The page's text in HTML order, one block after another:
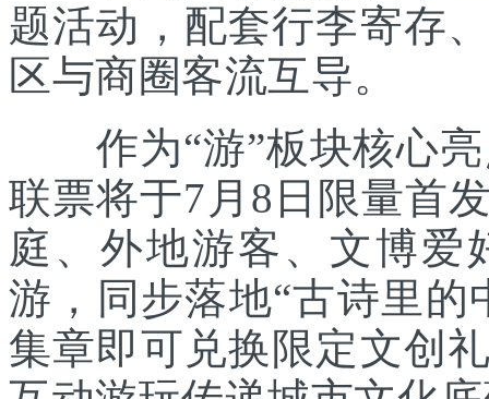
题活动，配套行李寄存
区与商圈客流互导。
作为“游”板块核心亮
联票将于7月8日限量首
庭、外地游客、文博爱
游，同步落地“古诗里
集章即可兑换限定文创